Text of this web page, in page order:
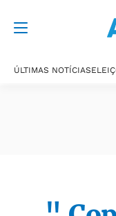
ÚLTIMAS NOTÍCIAS